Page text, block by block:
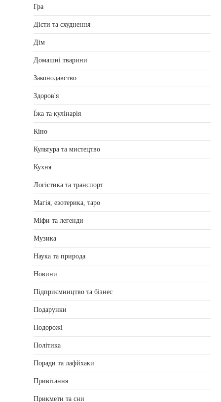
Гра
Дієти та схуднення
Дім
Домашні тварини
Законодавство
Здоров'я
Їжа та кулінарія
Кіно
Культура та мистецтво
Кухня
Логістика та транспорт
Магія, езотерика, таро
Міфи та легенди
Музика
Наука та природа
Новини
Підприємництво та бізнес
Подарунки
Подорожі
Політика
Поради та лафйхаки
Привітання
Прикмети та сни